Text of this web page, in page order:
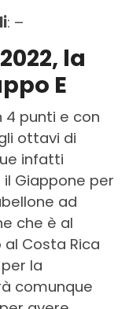
: –
la
E
4 punti e con
ottavi di
infatti
Giappone per
ad
che è al
Costa Rica
la
comunque